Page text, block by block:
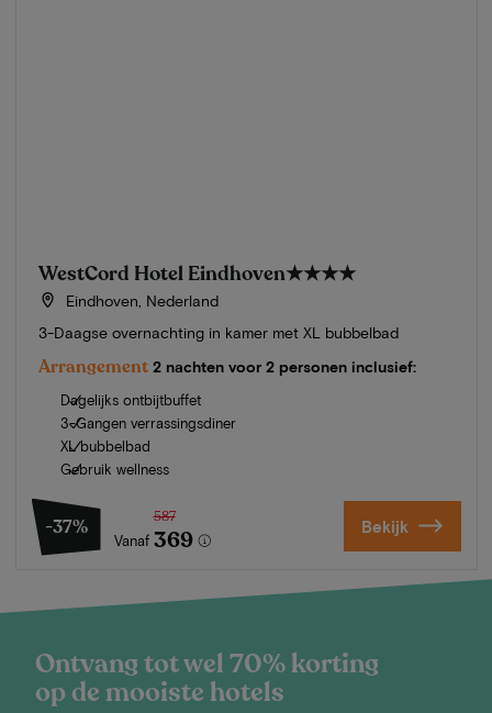
WestCord Hotel Eindhoven★★★★
Eindhoven, Nederland
3-Daagse overnachting in kamer met XL bubbelbad
Arrangement 2 nachten voor 2 personen inclusief:
Dagelijks ontbijtbuffet
3-Gangen verrassingsdiner
XL bubbelbad
Gebruik wellness
-37%
Vanaf
587
369 Bekijk
Ontvang tot wel 70% korting
op de mooiste hotels